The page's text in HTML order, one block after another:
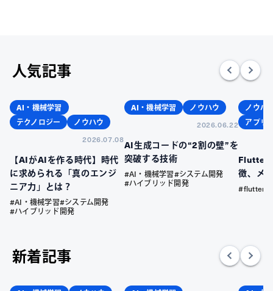
人気記事
AI・機械学習
テクノロジー
ノウハウ
2026.07.08
【AIがAIを作る時代】時代
に求められる「真のエンジ
ニア力」とは？
#AI・機械学習#システム開発
#ハイブリッド開発
AI・機械学習 ノウハウ
2026.06.22
AI生成コードの“2割の壁”を
突破する技術
#AI・機械学習#システム開発
#ハイブリッド開発
ノウハ
アプリ
Flutter
徴、メ
#flutter
新着記事